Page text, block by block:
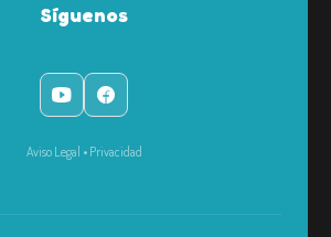
Síguenos
Aviso Legal • Privacidad